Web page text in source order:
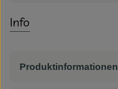
Info
Produktinformationen